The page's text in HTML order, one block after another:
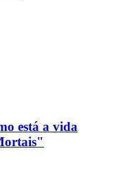
está a vida